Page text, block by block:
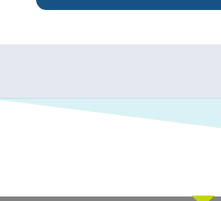
Ponte en